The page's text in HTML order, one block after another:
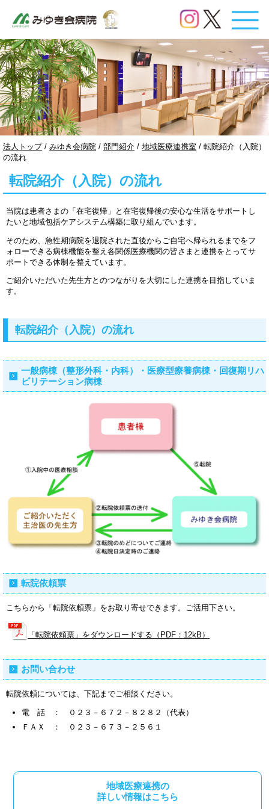
このページの本文へ
現
在
位
置：
法人トップ/ みゆき会病院 / 部門紹介 / 地域医療連携室 / 転院紹介（入院）
の流れ
転院紹介（入院）の流れ
当院は患者さまの「在宅復帰」と在宅復帰後の安心な生活をサポートし
たいと地域包括ケアシステム構築に取り組んでいます。
そのため、急性期病院を退院された直後からご自宅へ帰られるまでをフ
ォローできる病棟機能を整え各関係医療機関の皆さまと連携をとってサ
ポートできる体制を整えています。
ご紹介いただいた先生方とのつながりを大切にした連携を目指していま
す。
転院紹介（入院）の流れ
一般病棟（整形外科・内科）・医療型療養病棟・回復期リハ
ビリテーション病棟
転院依頼票
こちらから「転院依頼票」をお取り寄せできます。ご活用下さい。
「転院依頼票」をダウンロードする（PDF：12kB）
お問い合わせ
転院依頼については、下記までご相談ください。
電 話 ： ０２３－６７２－８２８２（代表）
ＦＡＸ ： ０２３－６７３－２５６１
地域医療連携の
詳しい情報はこちら